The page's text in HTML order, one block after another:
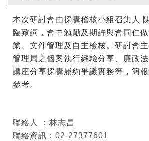
本次研討會由採購稽核小組召集人
臨致詞，會中勉勵及期許與會同仁
業、文件管理及自主檢核。研討會
管理局之個案執行經驗分享、廉政
講座分享採購履約爭議實務等，簡
參考。
聯絡人 ：林志昌
聯絡資訊：02-27377601